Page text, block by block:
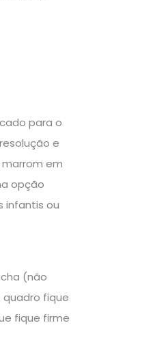
para o
e
em
opção
infantis ou
(não
quadro fique
fique firme